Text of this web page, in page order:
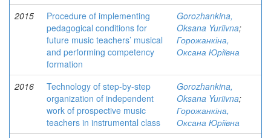
2015
Procedure of implementing
pedagogical conditions for
future music teachers’ musical
and performing competency
formation
Gorozhankina,
Oksana Yuriivna;
Горожанкіна,
Оксана Юріївна
2016
Technology of step-by-step
organization of independent
work of prospective music
teachers in instrumental class
Gorozhankina,
Oksana Yuriivna;
Горожанкіна,
Оксана Юріївна